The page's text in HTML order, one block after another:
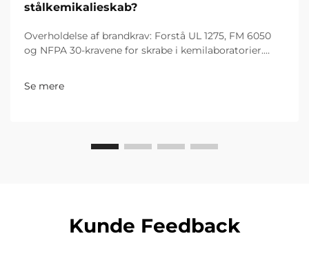
stålkemikalieskab?
Overholdelse af brandkrav: Forstå UL 1275, FM 6050
og NFPA 30-kravene for skrabe i kemilaboratorier.
Mange generiske "brandbestandige" mærkater
Se mere
Kunde Feedback